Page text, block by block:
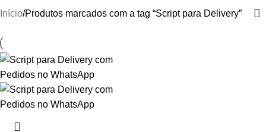
Início Produtos marcados com a tag “Script para Delivery”